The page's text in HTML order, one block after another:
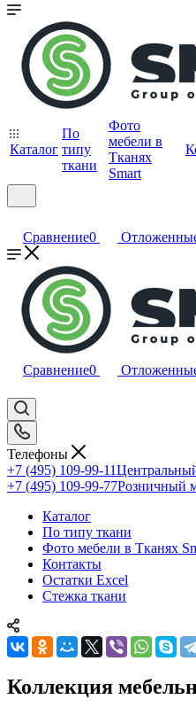
Каталог
По
типу
ткани
Фото
мебели в
Тканях
Smart
Сравнение0
Сравнение0
Телефоны
+7 (495) 109-99-11
+7 (495) 109-99-77Розничный
Каталог
По типу ткани
Фото мебели в Тканях
Контакты
Остатки Excel
Стежка ткани
Коллекция